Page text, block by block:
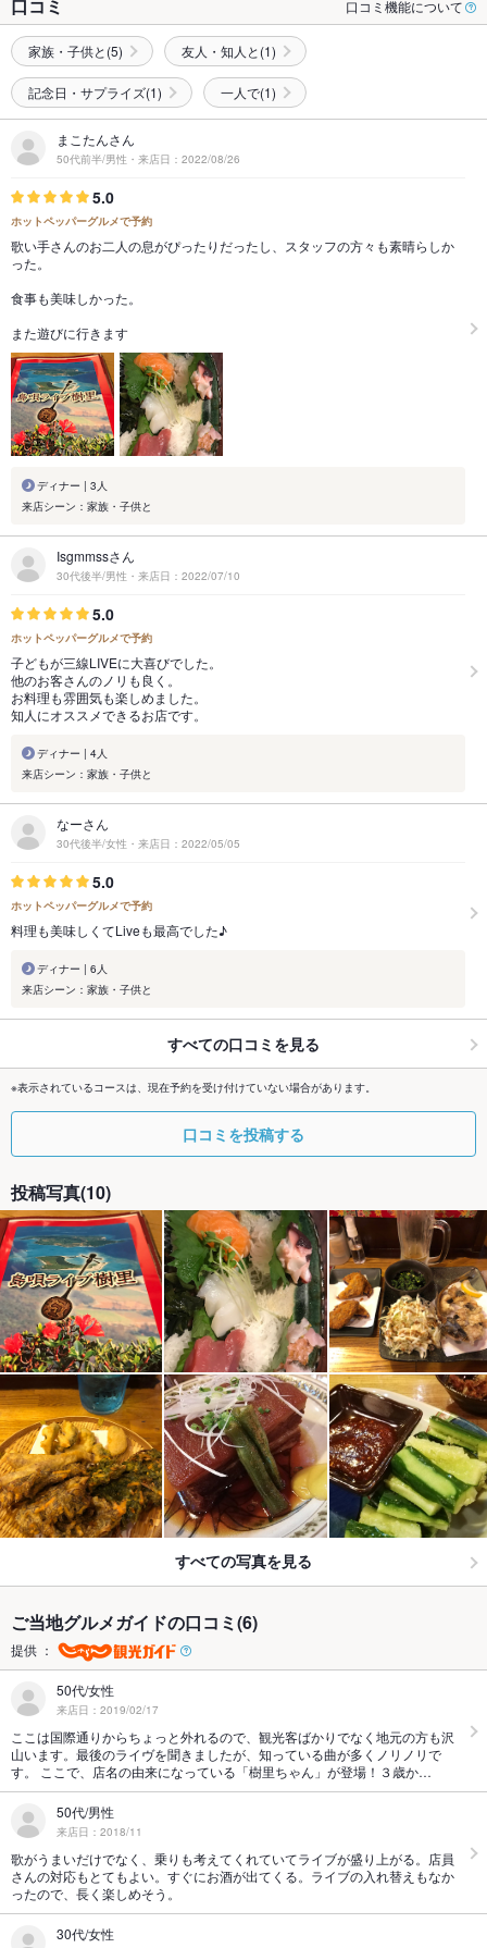
口コミ 口コミ機能について
家族・子供と(5) 友人・知人と(1)
記念日・サプライズ(1) 一人で(1)
まこたんさん
50代前半/男性・来店日：2022/08/26
5.0
ホットペッパーグルメで予約
歌い手さんのお二人の息がぴったりだったし、スタッフの方々も素晴らしか
った。
食事も美味しかった。
また遊びに行きます
ディナー | 3人
来店シーン：家族・子供と
Isgmmssさん
30代後半/男性・来店日：2022/07/10
5.0
ホットペッパーグルメで予約
子どもが三線LIVEに大喜びでした。
他のお客さんのノリも良く。
お料理も雰囲気も楽しめました。
知人にオススメできるお店です。
ディナー | 4人
来店シーン：家族・子供と
なーさん
30代後半/女性・来店日：2022/05/05
5.0
ホットペッパーグルメで予約
料理も美味しくてLiveも最高でした♪
ディナー | 6人
来店シーン：家族・子供と
すべての口コミを見る
※表示されているコースは、現在予約を受け付けていない場合があります。
口コミを投稿する
投稿写真(10)
すべての写真を見る
ご当地グルメガイドの口コミ(6)
提供 ：
50代/女性
来店日：2019/02/17
ここは国際通りからちょっと外れるので、観光客ばかりでなく地元の方も沢
山います。最後のライヴを聞きましたが、知っている曲が多くノリノリで
す。 ここで、店名の由来になっている「樹里ちゃん」が登場！３歳か…
50代/男性
来店日：2018/11
歌がうまいだけでなく、乗りも考えてくれていてライブが盛り上がる。店員
さんの対応もとてもよい。すぐにお酒が出てくる。ライブの入れ替えもなか
ったので、長く楽しめそう。
30代/女性